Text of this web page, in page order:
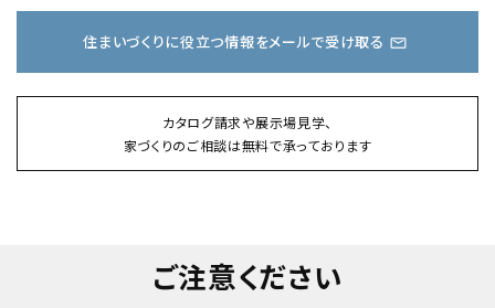
住まいづくりに役立つ情報をメールで受け取る
カタログ請求や展示場見学、
家づくりのご相談は無料で承っております
ご注意ください